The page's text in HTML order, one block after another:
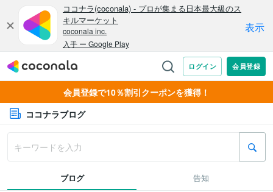
会員登録で10％割引クーポンを獲得！
ココナラブログ
ブログ 告知